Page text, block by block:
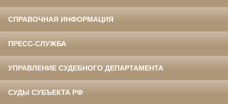
СПРАВОЧНАЯ ИНФОРМАЦИЯ
ПРЕСС-СЛУЖБА
УПРАВЛЕНИЕ СУДЕБНОГО ДЕПАРТАМЕНТА
СУДЫ СУБЪЕКТА РФ